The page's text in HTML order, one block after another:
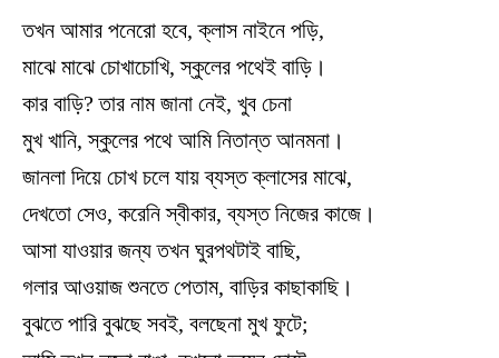
তখন আমার পনেরো হবে, ক্লাস নাইনে পড়ি,
মাঝে মাঝে চোখাচোখি, স্কুলের পথেই বাড়ি।
কার বাড়ি? তার নাম জানা নেই, খুব চেনা
মুখ খানি, স্কুলের পথে আমি নিতান্ত আনমনা।
জানলা দিয়ে চোখ চলে যায় ব্যস্ত ক্লাসের মাঝে,
দেখতো সেও, করেনি স্বীকার, ব্যস্ত নিজের কাজে।
আসা যাওয়ার জন্য তখন ঘুরপথটাই বাছি,
গলার আওয়াজ শুনতে পেতাম, বাড়ির কাছাকাছি।
বুঝতে পারি বুঝছে সবই, বলছেনা মুখ ফুটে;